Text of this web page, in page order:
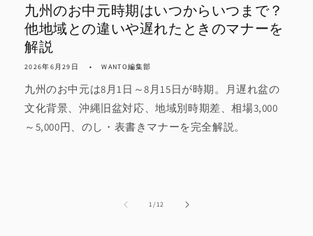
九州のお中元時期はいつからいつまで？
他地域との違いや遅れたときのマナーを
解説
2026年6月29日 WANTO編集部
九州のお中元は8月1日～8月15日が時期。月遅れ盆の
文化背景、沖縄旧盆対応、地域別時期差、相場3,000
～5,000円、のし・表書きマナーを完全解説。
1/の
12